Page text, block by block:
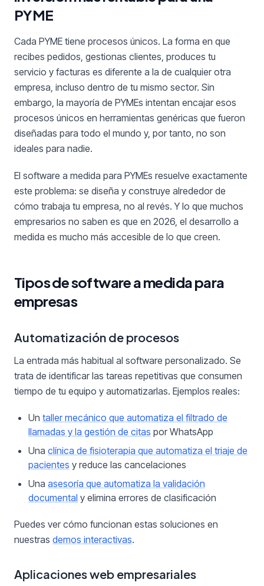
PYME
Cada PYME tiene procesos únicos. La forma en que
recibes pedidos, gestionas clientes, produces tu
servicio y facturas es diferente a la de cualquier otra
empresa, incluso dentro de tu mismo sector. Sin
embargo, la mayoría de PYMEs intentan encajar esos
procesos únicos en herramientas genéricas que fueron
diseñadas para todo el mundo y, por tanto, no son
ideales para nadie.
El software a medida para PYMEs resuelve exactamente
este problema: se diseña y construye alrededor de
cómo trabaja tu empresa, no al revés. Y lo que muchos
empresarios no saben es que en 2026, el desarrollo a
medida es mucho más accesible de lo que creen.
Tipos de software a medida para
empresas
Automatización de procesos
La entrada más habitual al software personalizado. Se
trata de identificar las tareas repetitivas que consumen
tiempo de tu equipo y automatizarlas. Ejemplos reales:
Un taller mecánico que automatiza el filtrado de
llamadas y la gestión de citas por WhatsApp
Una clínica de fisioterapia que automatiza el triaje de
pacientes y reduce las cancelaciones
Una asesoría que automatiza la validación
documental y elimina errores de clasificación
Puedes ver cómo funcionan estas soluciones en
nuestras demos interactivas.
Aplicaciones web empresariales